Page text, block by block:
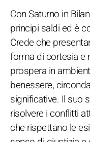
Con Saturno in
principi saldi ed è
Crede che
forma di cortesia e
prospera in
benessere,
significative. Il suo
risolvere i conflitti
che rispettano le